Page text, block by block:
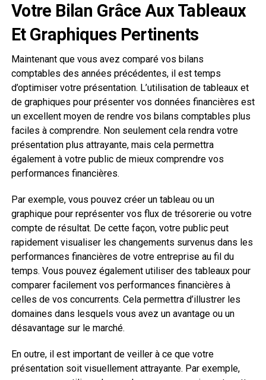
Votre Bilan Grâce Aux Tableaux
Et Graphiques Pertinents
Maintenant que vous avez comparé vos bilans
comptables des années précédentes, il est temps
d’optimiser votre présentation. L’utilisation de tableaux et
de graphiques pour présenter vos données financières est
un excellent moyen de rendre vos bilans comptables plus
faciles à comprendre. Non seulement cela rendra votre
présentation plus attrayante, mais cela permettra
également à votre public de mieux comprendre vos
performances financières.
Par exemple, vous pouvez créer un tableau ou un
graphique pour représenter vos flux de trésorerie ou votre
compte de résultat. De cette façon, votre public peut
rapidement visualiser les changements survenus dans les
performances financières de votre entreprise au fil du
temps. Vous pouvez également utiliser des tableaux pour
comparer facilement vos performances financières à
celles de vos concurrents. Cela permettra d’illustrer les
domaines dans lesquels vous avez un avantage ou un
désavantage sur le marché.
En outre, il est important de veiller à ce que votre
présentation soit visuellement attrayante. Par exemple,